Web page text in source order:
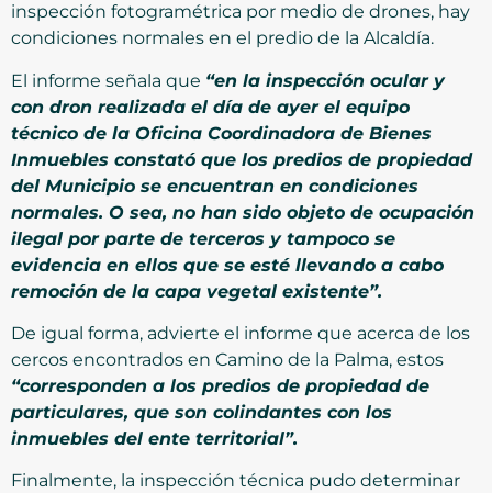
inspección fotogramétrica por medio de drones, hay
condiciones normales en el predio de la Alcaldía.
El informe señala que “en la inspección ocular y
con dron realizada el día de ayer el equipo
técnico de la Oficina Coordinadora de Bienes
Inmuebles constató que los predios de propiedad
del Municipio se encuentran en condiciones
normales. O sea, no han sido objeto de ocupación
ilegal por parte de terceros y tampoco se
evidencia en ellos que se esté llevando a cabo
remoción de la capa vegetal existente”.
De igual forma, advierte el informe que acerca de los
cercos encontrados en Camino de la Palma, estos
“corresponden a los predios de propiedad de
particulares, que son colindantes con los
inmuebles del ente territorial”.
Finalmente, la inspección técnica pudo determinar